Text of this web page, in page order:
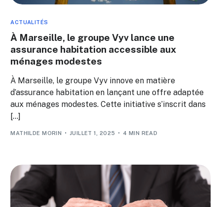
ACTUALITÉS
À Marseille, le groupe Vyv lance une
assurance habitation accessible aux
ménages modestes
À Marseille, le groupe Vyv innove en matière
d’assurance habitation en lançant une offre adaptée
aux ménages modestes. Cette initiative s’inscrit dans
[…]
MATHILDE MORIN JUILLET 1, 2025 4 MIN READ